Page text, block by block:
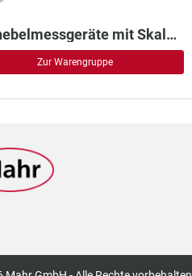
Fühlhebelmessgeräte mit Skalenanzeige
Zur Warengruppe